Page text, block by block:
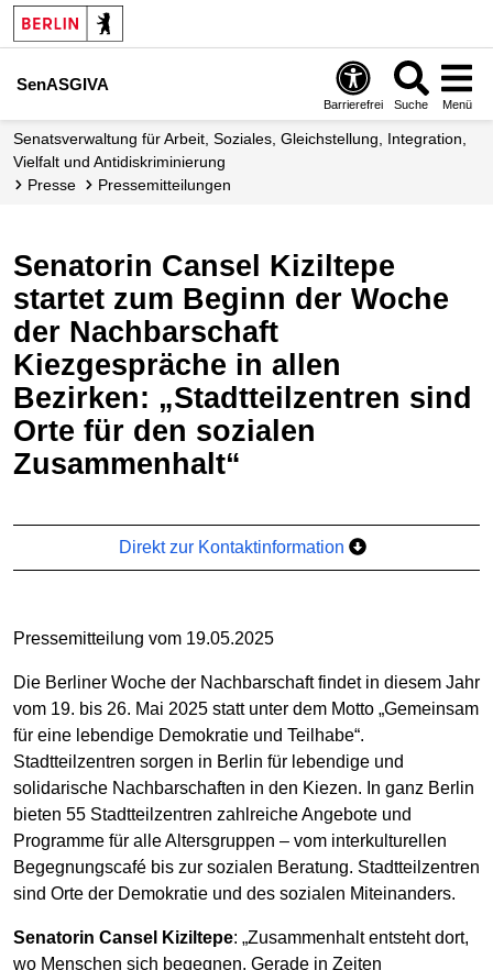
SenASGIVA
Barrierefrei Suche Menü
Senatsverwaltung für Arbeit, Soziales, Gleichstellung, Integration,
Vielfalt und Antidiskriminierung
Presse
Presse­mitteilungen
Senatorin Cansel Kiziltepe
startet zum Beginn der Woche
der Nachbarschaft
Kiezgespräche in allen
Bezirken: „Stadtteilzentren sind
Orte für den sozialen
Zusammenhalt“
Direkt zur Kontaktinformation
Pressemitteilung vom 19.05.2025
Die Berliner Woche der Nachbarschaft findet in diesem Jahr
vom 19. bis 26. Mai 2025 statt unter dem Motto „Gemeinsam
für eine lebendige Demokratie und Teilhabe“.
Stadtteilzentren sorgen in Berlin für lebendige und
solidarische Nachbarschaften in den Kiezen. In ganz Berlin
bieten 55 Stadtteilzentren zahlreiche Angebote und
Programme für alle Altersgruppen – vom interkulturellen
Begegnungscafé bis zur sozialen Beratung. Stadtteilzentren
sind Orte der Demokratie und des sozialen Miteinanders.
Senatorin Cansel Kiziltepe: „Zusammenhalt entsteht dort,
wo Menschen sich begegnen. Gerade in Zeiten